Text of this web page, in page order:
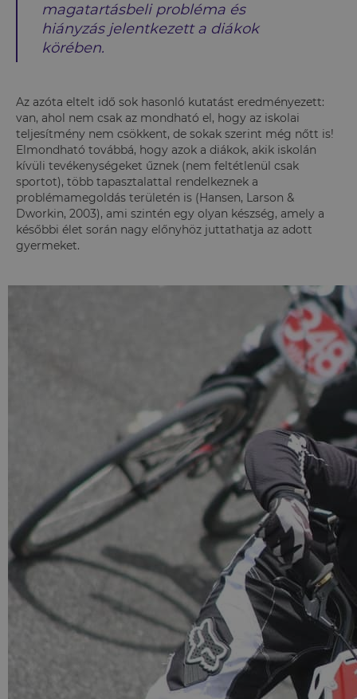
magatartásbeli probléma és
hiányzás jelentkezett a diákok
körében.
Az azóta eltelt idő sok hasonló kutatást eredményezett:
van, ahol nem csak az mondható el, hogy az iskolai
teljesítmény nem csökkent, de sokak szerint még nőtt is!
Elmondható továbbá, hogy azok a diákok, akik iskolán
kívüli tevékenységeket űznek (nem feltétlenül csak
sportot), több tapasztalattal rendelkeznek a
problémamegoldás területén is (Hansen, Larson &
Dworkin, 2003), ami szintén egy olyan készség, amely a
későbbi élet során nagy előnyhöz juttathatja az adott
gyermeket.